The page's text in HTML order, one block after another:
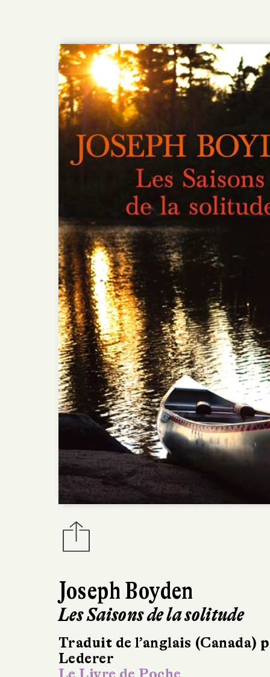
Joseph Boyden
Les Saisons de la solitude
Traduit de l’anglais (Canada)
Lederer